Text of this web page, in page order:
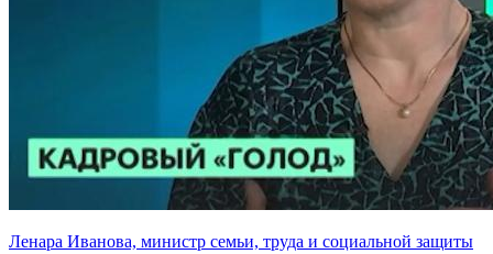
Ленара Иванова, министр семьи, труда и социальной защиты